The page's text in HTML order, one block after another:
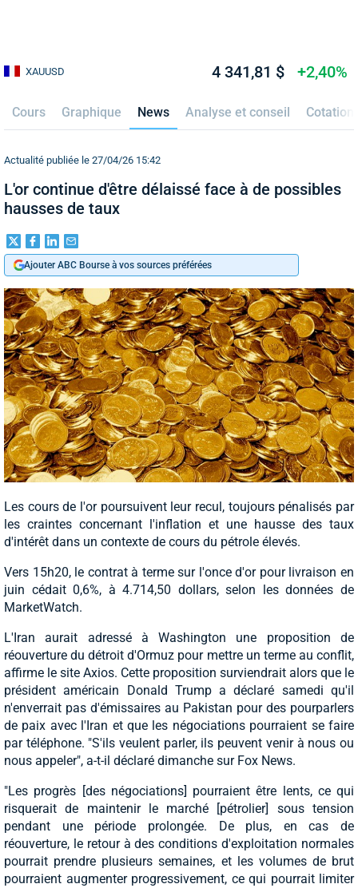
XAUUSD 4 341,81 $ +2,40%
Cours Graphique News Analyse et conseil
Actualité publiée le 27/04/26 15:42
L'or continue d'être délaissé face à de possibles
hausses de taux
Ajouter ABC Bourse à vos sources préférées
Les cours de l'or poursuivent leur recul, toujours pénalisés par
les craintes concernant l'inflation et une hausse des taux
d'intérêt dans un contexte de cours du pétrole élevés.
Vers 15h20, le contrat à terme sur l'once d'or pour livraison en
juin cédait 0,6%, à 4.714,50 dollars, selon les données de
MarketWatch.
L'Iran aurait adressé à Washington une proposition de
réouverture du détroit d'Ormuz pour mettre un terme au conflit,
affirme le site Axios. Cette proposition surviendrait alors que le
président américain Donald Trump a déclaré samedi qu'il
n'enverrait pas d'émissaires au Pakistan pour des pourparlers
de paix avec l'Iran et que les négociations pourraient se faire
par téléphone. "S'ils veulent parler, ils peuvent venir à nous ou
nous appeler", a-t-il déclaré dimanche sur Fox News.
"Les progrès [des négociations] pourraient être lents, ce qui
risquerait de maintenir le marché [pétrolier] sous tension
pendant une période prolongée. De plus, en cas de
réouverture, le retour à des conditions d'exploitation normales
pourrait prendre plusieurs semaines, et les volumes de brut
pourraient augmenter progressivement, ce qui pourrait limiter